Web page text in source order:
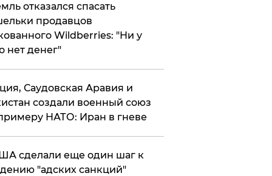
отказался спасать
продавцов
Wildberries: "Ни у
нет денег"
Саудовская Аравия и
создали военный союз
НАТО: Иран в гневе
сделали еще один шаг к
"адских санкций"